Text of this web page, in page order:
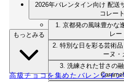
2026年バレンタイン向け 配送
コレー
1. 京都発の風味豊かな
レー
2. 特別な日を彩る芸術
ーヌ・
3. 洗練された甘さの
もっとみる
高級チョコを集めたバレンタイン